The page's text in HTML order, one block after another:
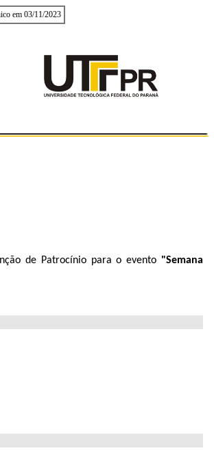
em 03/11/2023
de Patrocínio para o evento "Semana